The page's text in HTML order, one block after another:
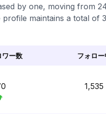
by one, moving from
maintains a total of
ワー数 フォロ
1,535